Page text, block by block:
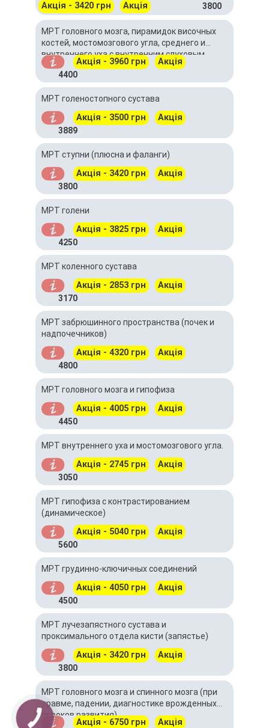
Акція - 3420 грн Акція 3800
МРТ головного мозга, пирамидок височных
костей, мостомозгового угла, среднего и
внутреннего уха с внутренним слуховым
проходомАкція - 3960 грн Акція
4400
МРТ голеностопного сустава
Акція - 3500 грн Акція
3889
МРТ ступни (плюсна и фаланги)
Акція - 3420 грн Акція
3800
МРТ голени
Акція - 3825 грн Акція
4250
МРТ коленного сустава
Акція - 2853 грн Акція
3170
МРТ забрюшинного пространства (почек и
надпочечников)
Акція - 4320 грн Акція
4800
МРТ головного мозга и гипофиза
Акція - 4005 грн Акція
4450
МРТ внутреннего уха и мостомозгового угла.
Акція - 2745 грн Акція
3050
МРТ гипофиза с контрастированием
(динамическое)
Акція - 5040 грн Акція
5600
МРТ грудинно-ключичных соединений
Акція - 4050 грн Акція
4500
МРТ лучезапястного сустава и
проксимального отдела кисти (запястье)
Акція - 3420 грн Акція
3800
МРТ головного мозга и спинного мозга (при
травме, падении, диагностике врожденных
пороков развития)
Акція - 6750 грн Акція